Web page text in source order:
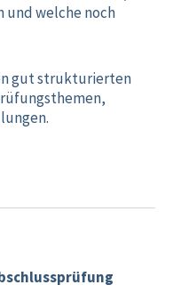
und welche noch
gut strukturierten